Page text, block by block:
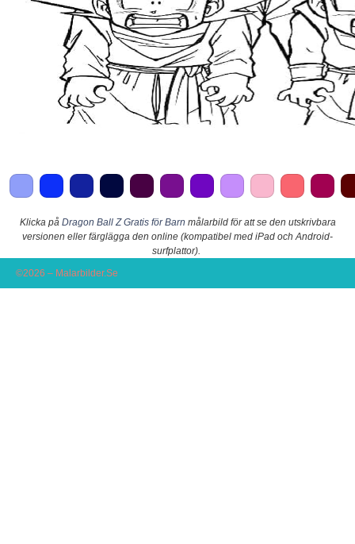
Klicka på Dragon Ball Z Gratis för Barn målarbild för att se den utskrivbara
versionen eller färglägga den online (kompatibel med iPad och Android-
surfplattor).
©2026 – Malarbilder.Se